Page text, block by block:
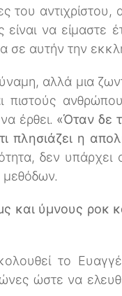
του
να είμαστε
σε αυτήν την
αλλά μια
πιστούς
έρθει. «Όταν δε
πλησιάζει η
δεν υπάρχει
και ύμνους ροκ
το
ώστε να